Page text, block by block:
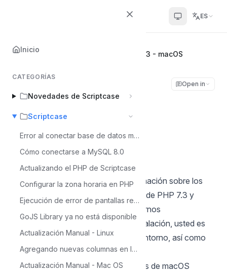
Scriptcase Help Center ES
Inicio
CATEGORÍAS
Novedades de Scriptcase
Scriptcase
Error al conectar base de datos mysql 8
Cómo conectarse a MySQL 8.0
Actualizando el PHP de Scriptcase
Configurar la zona horaria en PHP
Ejecución de error de pantallas reCaptcha - MacOS
GoJS Library ya no está disponible
Actualización Manual - Linux
Agregando nuevas columnas en la tabla para el calendario
Actualización Manual - Mac OS
Inicio Instalando PHP 7.3 - macOS
Open in
Á
Álvaro Moura
Esta documentación contiene información sobre los
pasos necesarios para la instalación de PHP 7.3 y
Scriptcase de forma manual en entornos
macOS. Realizando este tipo de instalación, usted es
responsable de configurar todo su entorno, así como
las extensiones de la base de datos.
A continuación se listan las versiones de macOS